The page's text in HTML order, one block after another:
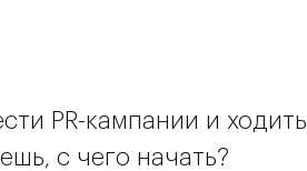
PR-кампании и ходить
с чего начать?